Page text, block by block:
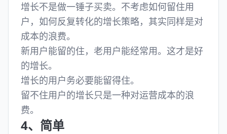
增长不是做一锤子买卖。不考虑如何留住用
户，如何反复转化的增长策略，其实同样是对
成本的浪费。
新用户能留的住，老用户能经常用。这才是好
的增长。
增长的用户务必要能留得住。
留不住用户的增长只是一种对运营成本的浪
费。
4、简单